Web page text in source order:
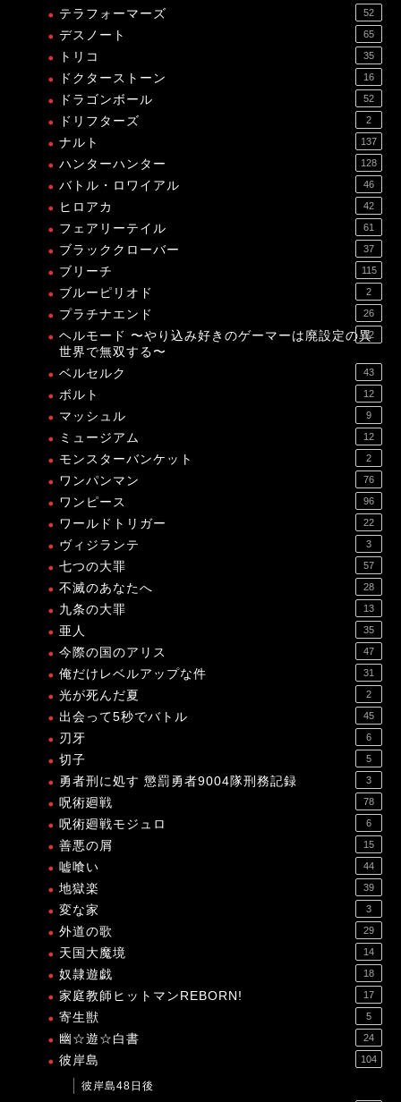
テラフォーマーズ 52
デスノート 65
トリコ 35
ドクターストーン 16
ドラゴンボール 52
ドリフターズ 2
ナルト 137
ハンターハンター 128
バトル・ロワイアル 46
ヒロアカ 42
フェアリーテイル 61
ブラッククローバー 37
ブリーチ 115
ブルーピリオド 2
プラチナエンド 26
ヘルモード 〜やり込み好きのゲーマーは廃設定の異
世界で無双する〜
12
ベルセルク 43
ボルト 12
マッシュル 9
ミュージアム 12
モンスターバンケット 2
ワンパンマン 76
ワンピース 96
ワールドトリガー 22
ヴィジランテ 3
七つの大罪 57
不滅のあなたへ 28
九条の大罪 13
亜人 35
今際の国のアリス 47
俺だけレベルアップな件 31
光が死んだ夏 2
出会って5秒でバトル 45
刃牙 6
切子 5
勇者刑に処す 懲罰勇者9004隊刑務記録 3
呪術廻戦 78
呪術廻戦モジュロ 6
善悪の屑 15
嘘喰い 44
地獄楽 39
変な家 3
外道の歌 29
天国大魔境 14
奴隷遊戯 18
家庭教師ヒットマンREBORN! 17
寄生獣 5
幽☆遊☆白書 24
彼岸島 104
彼岸島48日後